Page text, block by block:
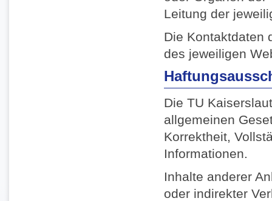
Leitung der
Die Kontaktdaten
des jeweiligen
Die TU
allgemeinen
Korrektheit,
Informationen.
Inhalte anderer
oder indirekter